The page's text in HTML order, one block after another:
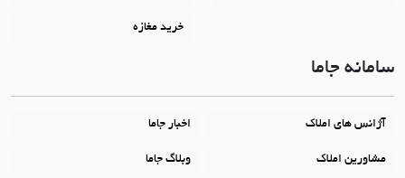
خرید مغازه
سامانه جاما
آژانس های املاک اخبار جاما
مشاورین املاک وبلاگ جاما